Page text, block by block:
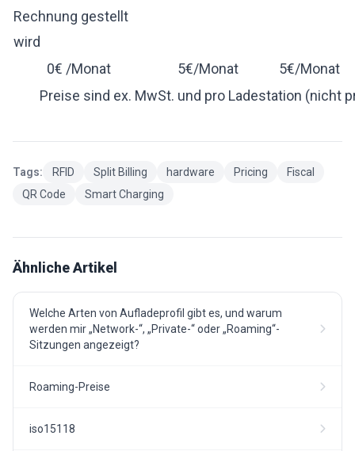
Rechnung gestellt
wird
0€ /Monat 5€/Monat
5€/Monat
Preise sind ex. MwSt. und pro Ladestation (nicht
Tags: RFID Split Billing hardware Pricing
Fiscal
QR Code
Smart Charging
Ähnliche Artikel
Welche Arten von Aufladeprofil gibt es, und warum
werden mir „Network-“, „Private-“ oder „Roaming“-
Sitzungen angezeigt?
Roaming-Preise
iso15118